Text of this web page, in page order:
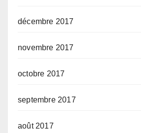
décembre 2017
novembre 2017
octobre 2017
septembre 2017
août 2017